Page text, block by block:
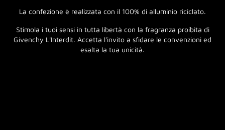
La confezione è realizzata con il 100% di alluminio riciclato.
Stimola i tuoi sensi in tutta libertà con la fragranza proibita di
Givenchy L'Interdit. Accetta l'invito a sfidare le convenzioni ed
esalta la tua unicità.